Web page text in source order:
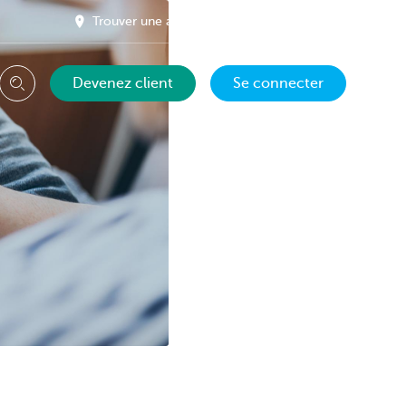
Trouver une agence près de chez vous
ChercherDevenez client Se connecter